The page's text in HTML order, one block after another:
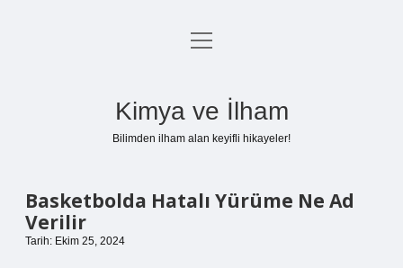
Anasayfa
menüyü
Kimya ve İlham
Bilimden ilham alan keyifli hikayeler!
Basketbolda Hatalı Yürüme Ne Ad
Verilir
Tarih: Ekim 25, 2024